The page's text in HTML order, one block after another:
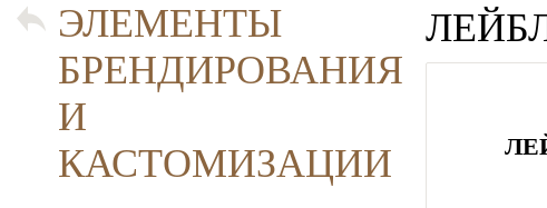
ЭЛЕМЕНТЫ
БРЕНДИРОВАНИЯ
И
КАСТОМИЗАЦИИ